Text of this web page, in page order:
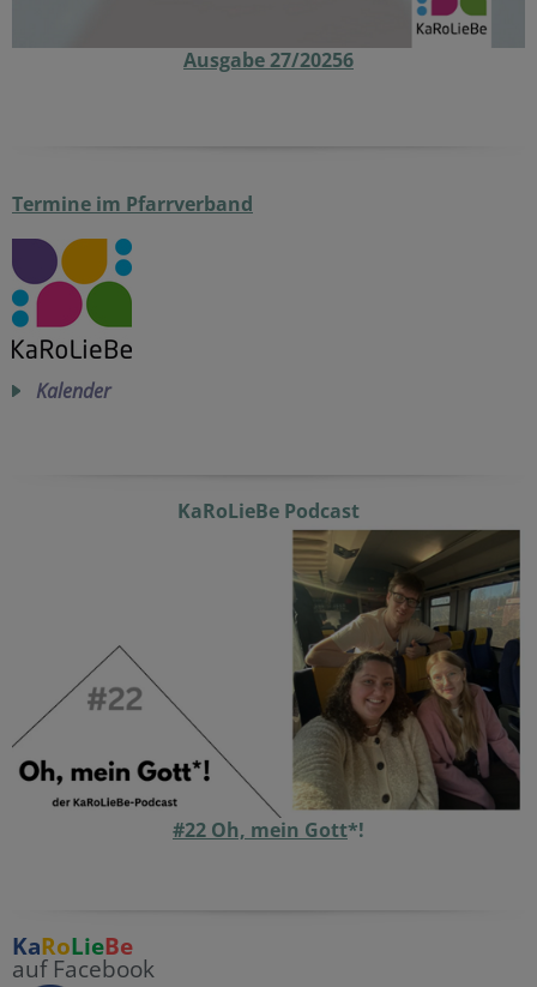
Ausgabe 27/20256
Termine im Pfarrverband
Kalender
KaRoLieBe Podcast
#22 Oh, mein Gott*!
KaRoLieBe
auf Facebook